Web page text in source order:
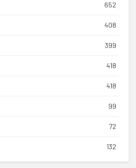
652
408
399
418
418
99
72
132